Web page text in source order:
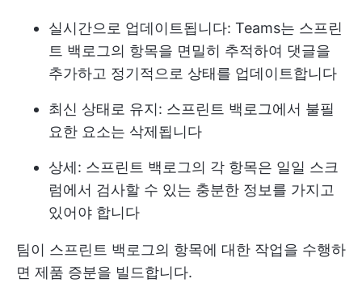
실시간으로 업데이트됩니다: Teams는 스프린
트 백로그의 항목을 면밀히 추적하여 댓글을
추가하고 정기적으로 상태를 업데이트합니다
최신 상태로 유지: 스프린트 백로그에서 불필
요한 요소는 삭제됩니다
상세: 스프린트 백로그의 각 항목은 일일 스크
럼에서 검사할 수 있는 충분한 정보를 가지고
있어야 합니다
팀이 스프린트 백로그의 항목에 대한 작업을 수행하
면 제품 증분을 빌드합니다.